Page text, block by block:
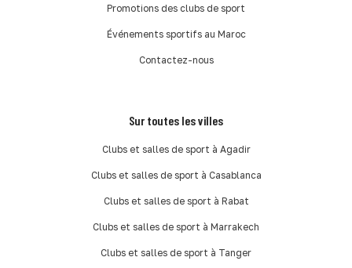
Promotions des clubs de sport
Événements sportifs au Maroc
Contactez-nous
Sur toutes les villes
Clubs et salles de sport à Agadir
Clubs et salles de sport à Casablanca
Clubs et salles de sport à Rabat
Clubs et salles de sport à Marrakech
Clubs et salles de sport à Tanger